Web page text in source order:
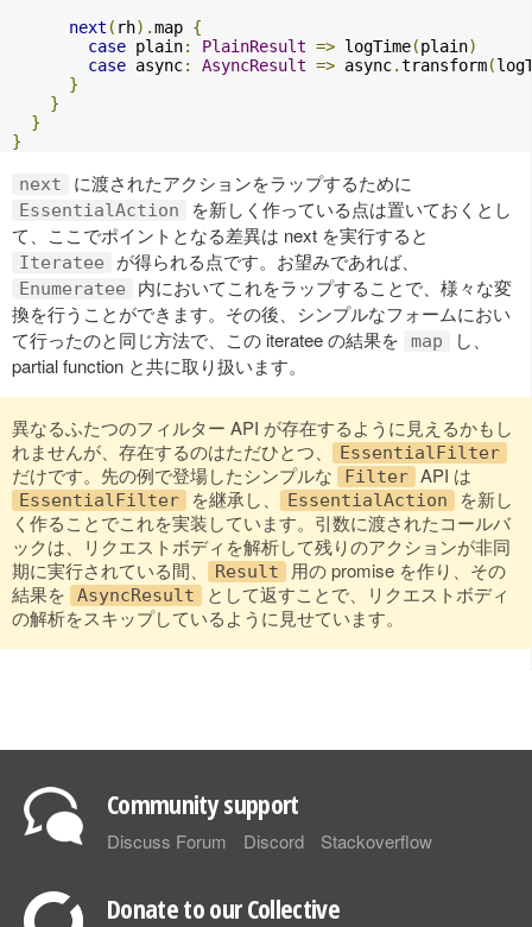
next ( rh).map {
case plain: PlainResult => logTime(plain)
case async: AsyncResult => async.transform(
}
}
}
}
next に渡されたアクションをラップするために
EssentialAction
を新しく作っている点は置いておくとし
て、ここでポイントとなる差異は next を実行すると
Iteratee が得られる点です。お望みであれば、
Enumeratee
内においてこれをラップすることで、様々な変
換を行うことができます。その後、シンプルなフォームにおい
て行ったのと同じ方法で、この iteratee の結果を
map
し、
partial function と共に取り扱います。
異なるふたつのフィルター API が存在するように見えるかもし
れませんが、存在するのはただひとつ、
EssentialFilter
だけです。先の例で登場したシンプルな Filter API は
EssentialFilter を継承し、 EssentialAction
を新し
く作ることでこれを実装しています。引数に渡されたコールバ
ックは、リクエストボディを解析して残りのアクションが非同
期に実行されている間、
Result
用の promise を作り、その
結果を
AsyncResult
として返すことで、リクエストボディ
の解析をスキップしているように見せています。
Community support
Discuss Forum Discord Stackoverflow
Donate to our Collective